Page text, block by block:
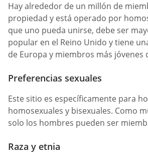
Hay alrededor de un millón de
propiedad y está operado por
que uno pueda unirse, debe ser
popular en el Reino Unido y tiene
de Europa y miembros más jóvenes
Preferencias sexuales
Este sitio es específicamente para
homosexuales y bisexuales. Como
solo los hombres pueden ser
Raza y etnia